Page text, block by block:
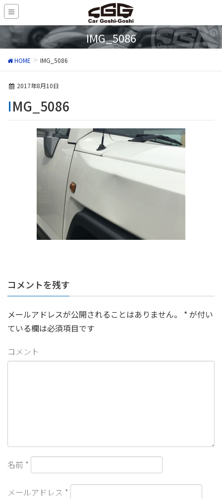
IMG_5086
HOME IMG_5086
2017年8月10日
IMG_5086
コメントを残す
メールアドレスが公開されることはありません。 *が付い
ている欄は必須項目です
コメント
名前 *
メールアドレス *